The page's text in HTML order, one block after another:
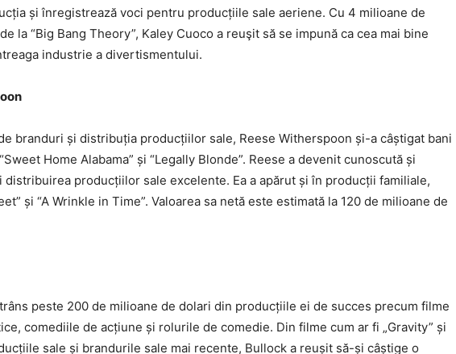
și înregistrează voci pentru producțiile sale aeriene. Cu 4 milioane de
la “Big Bang Theory”, Kaley Cuoco a reuşit să se impună ca cea mai bine
industrie a divertismentului.
branduri și distribuția producțiilor sale, Reese Witherspoon și-a câștigat bani
Home Alabama” și “Legally Blonde”. Reese a devenit cunoscută și
distribuirea producțiilor sale excelente. Ea a apărut și în producții familiale,
și “A Wrinkle in Time”. Valoarea sa netă este estimată la 120 de milioane de
peste 200 de milioane de dolari din producțiile ei de succes precum filme
comediile de acțiune și rolurile de comedie. Din filme cum ar fi „Gravity” și
sale și brandurile sale mai recente, Bullock a reușit să-și câștige o